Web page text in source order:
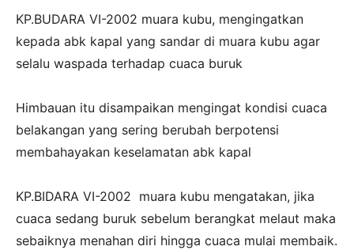
‎KP.BUDARA VI-2002 muara kubu, mengingatkan
kepada abk kapal yang sandar di muara kubu agar
selalu waspada terhadap cuaca buruk
‎Himbauan itu disampaikan mengingat kondisi cuaca
belakangan yang sering berubah berpotensi
membahayakan keselamatan abk kapal
‎KP.BIDARA VI-2002 muara kubu mengatakan, jika
cuaca sedang buruk sebelum berangkat melaut maka
sebaiknya menahan diri hingga cuaca mulai membaik.